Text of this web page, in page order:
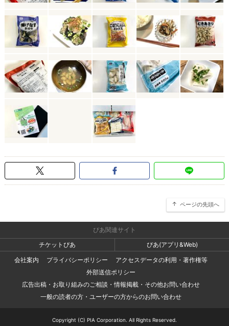
ページの先頭へ
ぴあ関連サイト
チケットぴあ
ぴあ(アプリ&Web)
会社案内
プライバシーポリシー
アクセスデータの利用・著作権等
外部送信ポリシー
広告出稿・お取り組みのご相談・情報掲載・その他お問い合わせ
一般の読者の方・ユーザーの方からのお問い合わせ
Copyright (C) PIA Corporation. All Rights Reserved.